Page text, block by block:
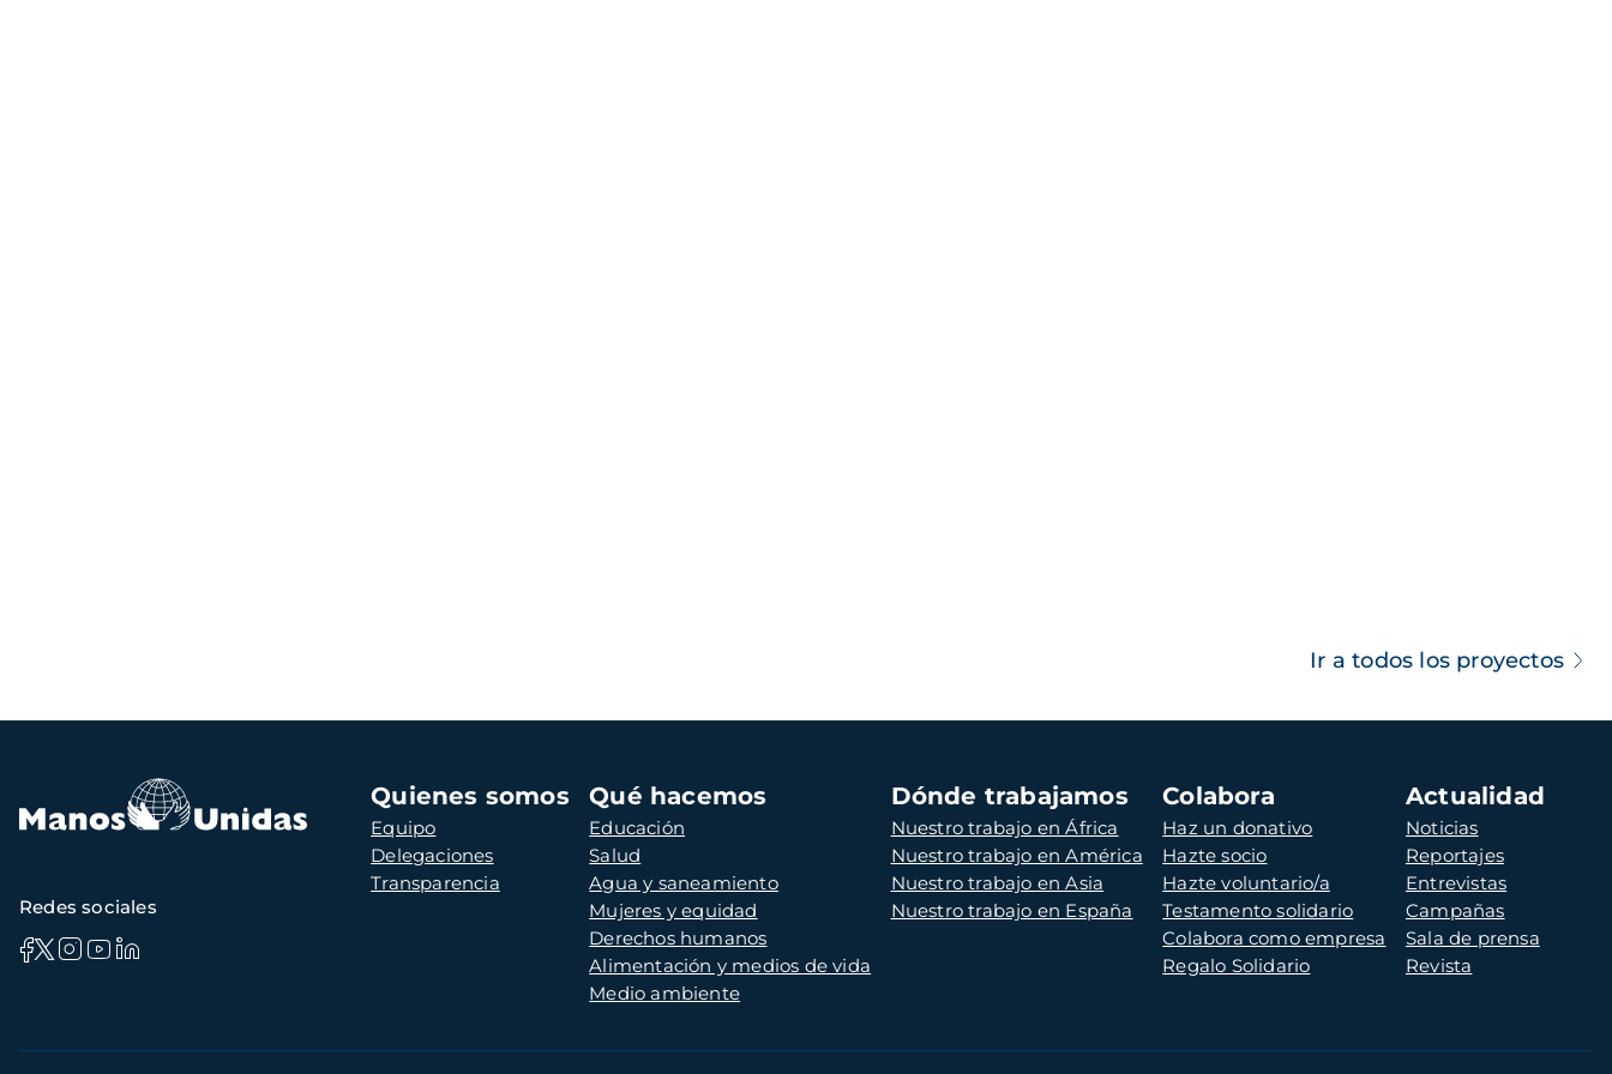
Ir a todos los proyectos
Navegación
principal
Quienes somos
Equipo
Delegaciones
Transparencia
Qué hacemos
Educación
Salud
Agua y saneamiento
Mujeres y equidad
Derechos humanos
Alimentación y medios de vida
Medio ambiente
Dónde trabajamos
Nuestro trabajo en África
Nuestro trabajo en América
Nuestro trabajo en Asia
Nuestro trabajo en España
Colabora
Haz un donativo
Hazte socio
Hazte voluntario/a
Testamento solidario
Colabora como empresa
Regalo Solidario
Actualidad
Noticias
Reportajes
Entrevistas
Campañas
Sala de prensa
Revista
Redes sociales